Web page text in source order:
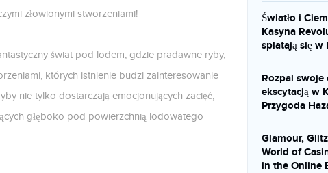
złowionymi stworzeniami!
świat pod lodem, gdzie pradawne ryby,
których istnienie budzi zainteresowanie
nie tylko dostarczają emocjonujących zacięć,
głęboko pod powierzchnią lodowatego
Światło i
Kasyna
splatają się w
Rozpal swoje
ekscytacją w
Przygoda
Glamour,
World of
in the Online